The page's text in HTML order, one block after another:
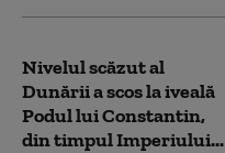
Nivelul scăzut al
Dunării a scos la iveală
Podul lui Constantin,
din timpul Imperiului...